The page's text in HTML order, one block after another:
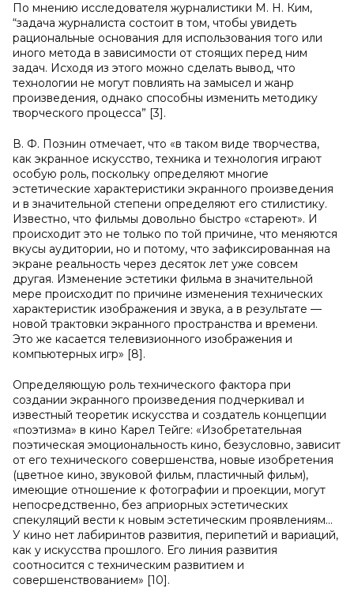
По мнению исследователя журналистики М. Н. Ким,
“задача журналиста состоит в том, чтобы увидеть
рациональные основания для использования того или
иного метода в зависимости от стоящих перед ним
задач. Исходя из этого можно сделать вывод, что
технологии не могут повлиять на замысел и жанр
произведения, однако способны изменить методику
творческого процесса” [3].
В. Ф. Познин отмечает, что «в таком виде творчества,
как экранное искусство, техника и технология играют
особую роль, поскольку определяют многие
эстетические характеристики экранного произведения
и в значительной степени определяют его стилистику.
Известно, что фильмы довольно быстро «стареют». И
происходит это не только по той причине, что меняются
вкусы аудитории, но и потому, что зафиксированная на
экране реальность через десяток лет уже совсем
другая. Изменение эстетики фильма в значительной
мере происходит по причине изменения технических
характеристик изображения и звука, а в результате —
новой трактовки экранного пространства и времени.
Это же касается телевизионного изображения и
компьютерных игр» [8].
Определяющую роль технического фактора при
создании экранного произведения подчеркивал и
известный теоретик искусства и создатель концепции
«поэтизма» в кино Карел Тейге: «Изобретательная
поэтическая эмоциональность кино, безусловно, зависит
от его технического совершенства, новые изобретения
(цветное кино, звуковой фильм, пластичный фильм),
имеющие отношение к фотографии и проекции, могут
непосредственно, без априорных эстетических
спекуляций вести к новым эстетическим проявлениям...
У кино нет лабиринтов развития, перипетий и вариаций,
как у искусства прошлого. Его линия развития
соотносится с техническим развитием и
совершенствованием» [10].